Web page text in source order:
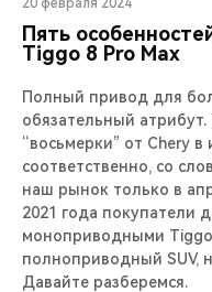
20 февраля 2024
Пять
Tiggo 8 Pro Max
Полный привод для
обязательный
“восьмерки” от Chery в
соответственно, со
наш рынок только в
2021 года покупатели
моноприводными
полноприводный SUV,
Давайте разберемся.